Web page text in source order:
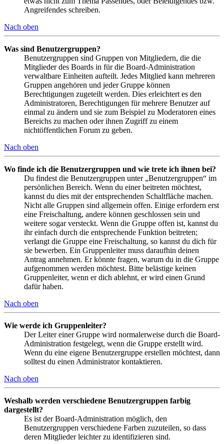
Angreifendes schreiben.
Nach oben
Was sind Benutzergruppen?
Benutzergruppen sind Gruppen von Mitgliedern, die die
Mitglieder des Boards in für die Board-Administration
verwaltbare Einheiten aufteilt. Jedes Mitglied kann mehreren
Gruppen angehören und jeder Gruppe können
Berechtigungen zugeteilt werden. Dies erleichtert es den
Administratoren, Berechtigungen für mehrere Benutzer auf
einmal zu ändern und sie zum Beispiel zu Moderatoren eines
Bereichs zu machen oder ihnen Zugriff zu einem
nichtöffentlichen Forum zu geben.
Nach oben
Wo finde ich die Benutzergruppen und wie trete ich ihnen bei?
Du findest die Benutzergruppen unter „Benutzergruppen“ im
persönlichen Bereich. Wenn du einer beitreten möchtest,
kannst du dies mit der entsprechenden Schaltfläche machen.
Nicht alle Gruppen sind allgemein offen. Einige erfordern erst
eine Freischaltung, andere können geschlossen sein und
weitere sogar versteckt. Wenn die Gruppe offen ist, kannst du
ihr einfach durch die entsprechende Funktion beitreten;
verlangt die Gruppe eine Freischaltung, so kannst du dich für
sie bewerben. Ein Gruppenleiter muss daraufhin deinen
Antrag annehmen. Er könnte fragen, warum du in die Gruppe
aufgenommen werden möchtest. Bitte belästige keinen
Gruppenleiter, wenn er dich ablehnt, er wird einen Grund
dafür haben.
Nach oben
Wie werde ich Gruppenleiter?
Der Leiter einer Gruppe wird normalerweise durch die Board-
Administration festgelegt, wenn die Gruppe erstellt wird.
Wenn du eine eigene Benutzergruppe erstellen möchtest, dann
solltest du einen Administrator kontaktieren.
Nach oben
Weshalb werden verschiedene Benutzergruppen farbig
dargestellt?
Es ist der Board-Administration möglich, den
Benutzergruppen verschiedene Farben zuzuteilen, so dass
deren Mitglieder leichter zu identifizieren sind.